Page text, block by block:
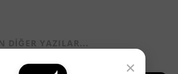
DIĞER YAZILAR...
×